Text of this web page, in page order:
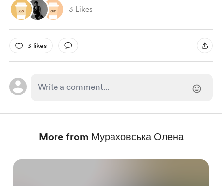
3 Likes
3 likes
More from Мураховська Олена